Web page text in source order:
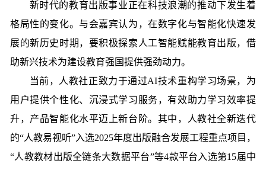
新时代的教育出版事业正在科技浪潮的推动下发生着
格局性的变化。与会嘉宾认为，在数字化与智能化快速发
展的新历史时期，要积极探索人工智能赋能教育出版，借
助新兴技术为建设教育强国提供强劲动力。
当前，人教社正致力于通过AI技术重构学习场景，为
用户提供个性化、沉浸式学习服务，有效助力学习效率提
升，产品智能化水平迈上新台阶。其中，人教社全新迭代
的“人教易视听”入选2025年度出版融合发展工程重点项目，
“人教教材出版全链条大数据平台”等4款平台入选第15届中